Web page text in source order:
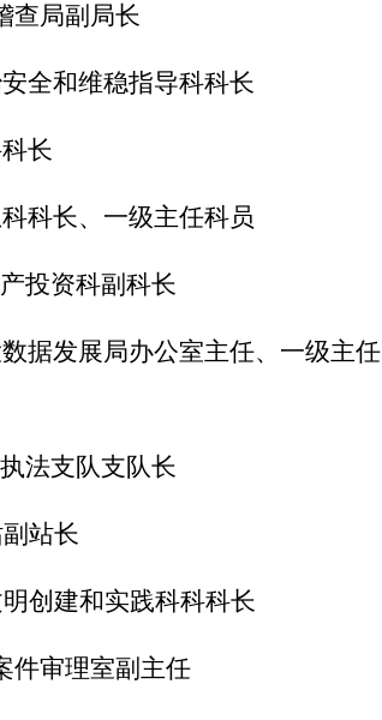
查局副局长
全和维稳指导科科长
长
科长、一级主任科员
投资科副科长
据发展局办公室主任、一级主任
法支队支队长
站长
创建和实践科科科长
件审理室副主任